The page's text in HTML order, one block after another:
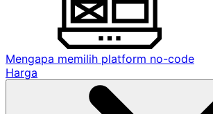
Mengapa memilih platform no-code
Harga